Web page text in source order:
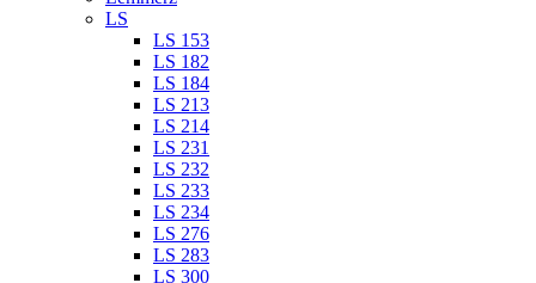
LS
LS 153
LS 182
LS 184
LS 213
LS 214
LS 231
LS 232
LS 233
LS 234
LS 276
LS 283
LS 300